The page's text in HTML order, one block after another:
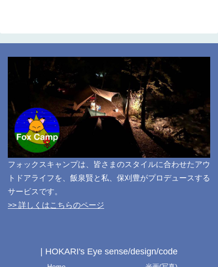
フォックスキャンプは、皆さまのスタイルに合わせたアウ
トドアライフを、飯泉賢と私、保刈豊がプロデュースする
サービスです。
>> 詳しくはこちらのページ
| HOKARI's Eye sense/design/code